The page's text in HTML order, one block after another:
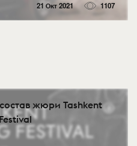
21 Окт 2021 1107
жюри Tashkent